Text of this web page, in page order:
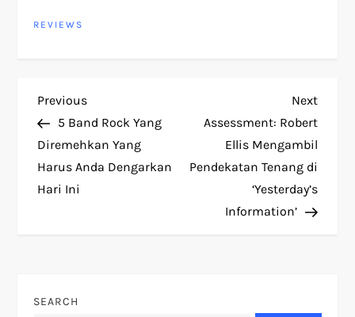
REVIEWS
P
o
s
a
Previous
Post
Previous
5 Band Rock Yang
Diremehkan Yang
Harus Anda Dengarkan
Hari Ini
Next
Post
Next
Assessment: Robert
Ellis Mengambil
Pendekatan Tenang di
‘Yesterday’s
Information’
SEARCH